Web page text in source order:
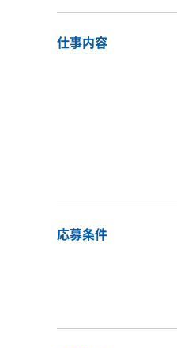
仕事内容
応募条件